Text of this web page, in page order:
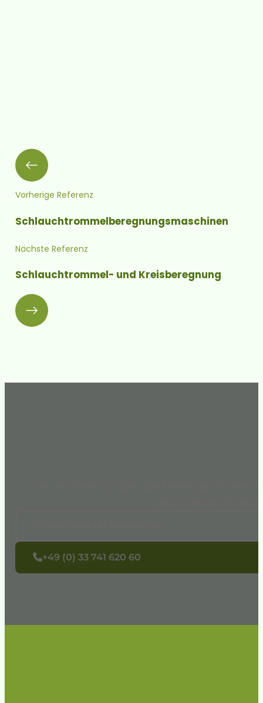
Vorherige Referenz
Schlauch­trommel­bereg­nungs­maschinen
Nächste Referenz
Schlauchtrommel- und Kreisberegnung
+49 (0) 33 741 620 60